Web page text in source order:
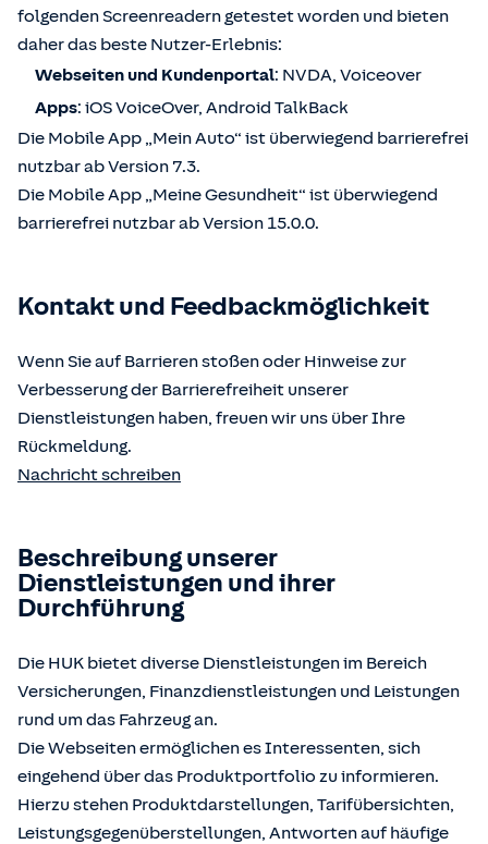
folgenden Screenreadern getestet worden und bieten
daher das beste Nutzer-Erlebnis:
Webseiten und Kundenportal: NVDA, Voiceover
Apps: iOS VoiceOver, Android TalkBack
Die Mobile App „Mein Auto“ ist überwiegend barrierefrei
nutzbar ab Version 7.3.
Die Mobile App „Meine Gesundheit“ ist überwiegend
barrierefrei nutzbar ab Version 15.0.0.
Kontakt und Feedbackmöglichkeit
Wenn Sie auf Barrieren stoßen oder Hinweise zur
Verbesserung der Barrierefreiheit unserer
Dienstleistungen haben, freuen wir uns über Ihre
Rückmeldung.
Nachricht schreiben
Beschreibung unserer
Dienstleistungen und ihrer
Durchführung
Die HUK bietet diverse Dienstleistungen im Bereich
Versicherungen, Finanzdienstleistungen und Leistungen
rund um das Fahrzeug an.
Die Webseiten ermöglichen es Interessenten, sich
eingehend über das Produktportfolio zu informieren.
Hierzu stehen Produktdarstellungen, Tarifübersichten,
Leistungsgegenüberstellungen, Antworten auf häufige